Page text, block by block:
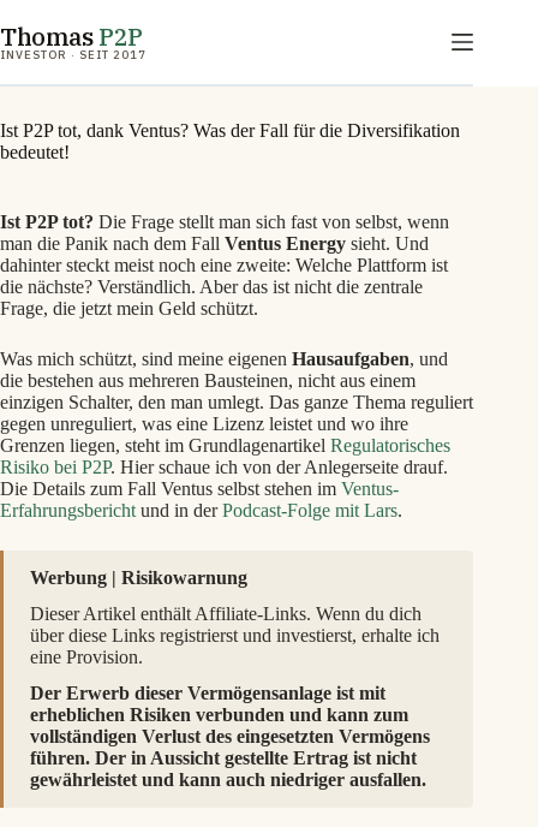
Inhalt
springen
ThomasP2P
INVESTOR · SEIT 2017
Ist P2P tot, dank Ventus? Was der Fall für die Diversifikation
bedeutet!
Ist P2P tot? Die Frage stellt man sich fast von selbst, wenn
man die Panik nach dem Fall Ventus Energy sieht. Und
dahinter steckt meist noch eine zweite: Welche Plattform ist
die nächste? Verständlich. Aber das ist nicht die zentrale
Frage, die jetzt mein Geld schützt.
Was mich schützt, sind meine eigenen Hausaufgaben, und
die bestehen aus mehreren Bausteinen, nicht aus einem
einzigen Schalter, den man umlegt. Das ganze Thema reguliert
gegen unreguliert, was eine Lizenz leistet und wo ihre
Grenzen liegen, steht im Grundlagenartikel Regulatorisches
Risiko bei P2P. Hier schaue ich von der Anlegerseite drauf.
Die Details zum Fall Ventus selbst stehen im Ventus-
Erfahrungsbericht und in derPodcast-Folge mit Lars.
Werbung | Risikowarnung
Dieser Artikel enthält Affiliate-Links. Wenn du dich
über diese Links registrierst und investierst, erhalte ich
eine Provision.
Der Erwerb dieser Vermögensanlage ist mit
erheblichen Risiken verbunden und kann zum
vollständigen Verlust des eingesetzten Vermögens
führen. Der in Aussicht gestellte Ertrag ist nicht
gewährleistet und kann auch niedriger ausfallen.